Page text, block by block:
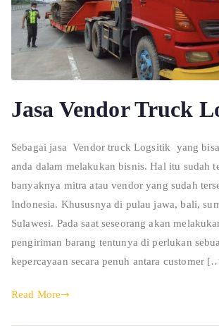
Jasa Vendor Truck
Sebagai jasa Vendor truck Logsitik yang
anda dalam melakukan bisnis. Hal itu sudah
banyaknya mitra atau vendor yang sudah
Indonesia. Khususnya di pulau jawa, bali,
Sulawesi. Pada saat seseorang akan
pengiriman barang tentunya di perlukan
kepercayaan secara penuh antara customer
Read More